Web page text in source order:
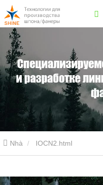
Nhà IOCN2.html